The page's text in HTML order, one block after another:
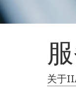
屑
关于